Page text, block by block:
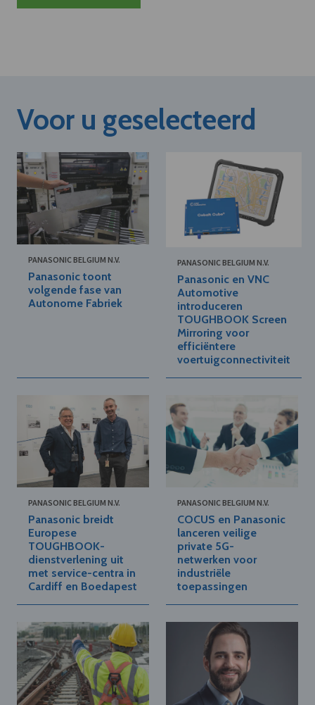
Voor u geselecteerd
PANASONIC BELGIUM N.V.
Panasonic toont
volgende fase van
Autonome Fabriek
PANASONIC BELGIUM N.V.
Panasonic en VNC
Automotive
introduceren
TOUGHBOOK Screen
Mirroring voor
efficiëntere
voertuigconnectiviteit
PANASONIC BELGIUM N.V.
Panasonic breidt
Europese
TOUGHBOOK-
dienstverlening uit
met service-centra in
Cardiff en Boedapest
PANASONIC BELGIUM N.V.
COCUS en Panasonic
lanceren veilige
private 5G-
netwerken voor
industriële
toepassingen